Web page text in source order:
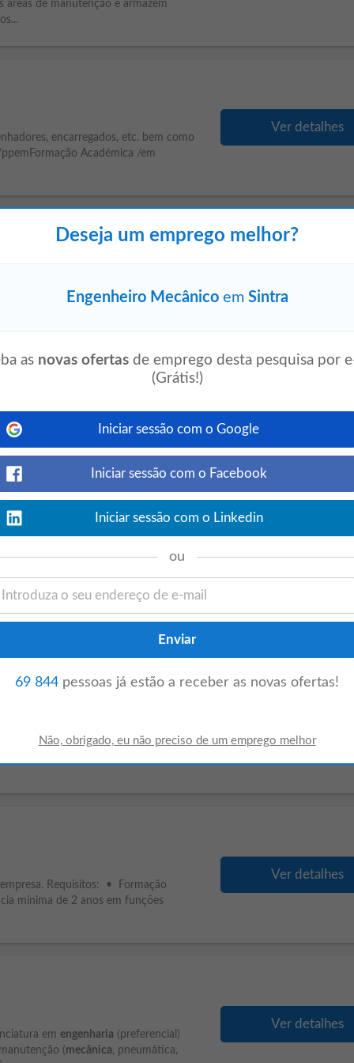
de manutenção e armazém
encarregados, etc. bem como
Académica /em
Ver detalhes
e inovação. Centenas de instituições de
nos últimos 40 anos. O nosso
técnicos na
de informática na
event_available ontem
IDEAL: • Licenciatura em
de máquinas e equipamentos;
Ver detalhes
Habilidades Necessárias
Requisitos: • Formação
mínima de 2 anos em funções
Ver detalhes
em engenharia (preferencial)
(mecânica, pneumática,
Ver detalhes
Deseja um emprego melhor?
Engenheiro Mecânicoem Sintra
as novas ofertas de emprego desta pesquisa por
(Grátis!)
Iniciar sessão com o Google
Iniciar sessão com o Facebook
Iniciar sessão com o Linkedin
ou
69 844 pessoas já estão a receber as novas ofertas!